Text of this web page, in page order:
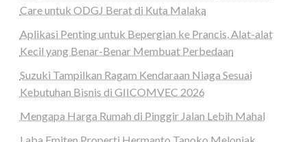
Care untuk ODGJ Berat di Kuta Malaka
Aplikasi Penting untuk Bepergian ke Prancis, Alat-alat
Kecil yang Benar-Benar Membuat Perbedaan
Suzuki Tampilkan Ragam Kendaraan Niaga Sesuai
Kebutuhan Bisnis di GIICOMVEC 2026
Mengapa Harga Rumah di Pinggir Jalan Lebih Mahal
Laba Emiten Properti Hermanto Tanoko Melonjak